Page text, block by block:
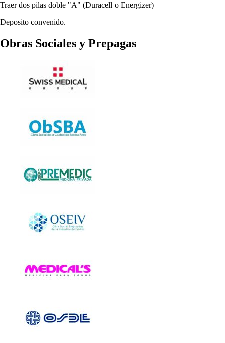
Traer dos pilas doble "A" (Duracell o Energizer)
Deposito convenido.
Obras Sociales y Prepagas